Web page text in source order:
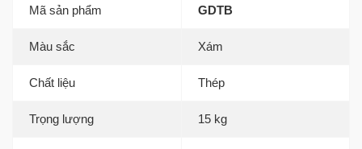
Mã sản phẩm GDTB
Màu sắc Xám
Chất liệu Thép
Trọng lượng 15 kg